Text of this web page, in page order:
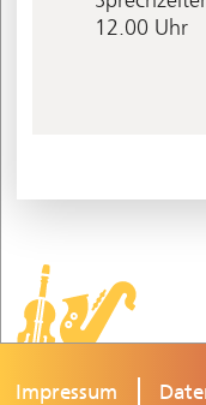
12.00 Uhr
Impressum